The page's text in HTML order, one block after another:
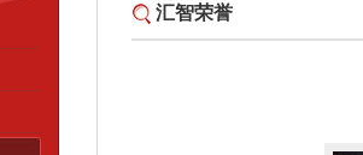
汇智荣誉